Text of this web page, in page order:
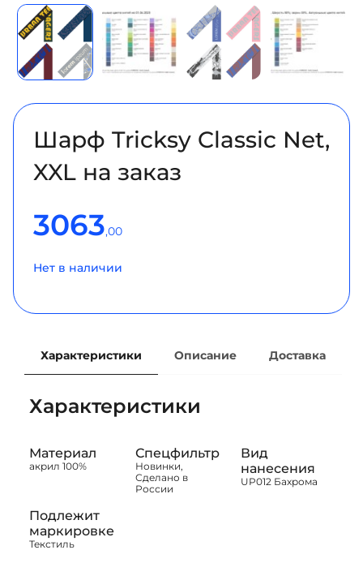
Шарф Tricksy Classic Net,
XXL на заказ
3063,00
Нет в наличии
Характеристики Описание Доставка
Характеристики
Материал
акрил 100%
Спецфильтр
Новинки,
Сделано в
России
Вид
нанесения
UP012 Бахрома
Подлежит
маркировке
Текстиль